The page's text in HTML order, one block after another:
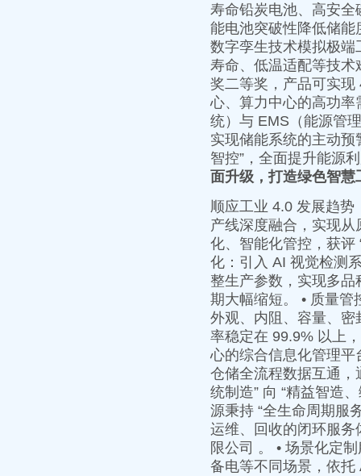
寿命铅炭电池、高安
能电池突破性降低储能
数字孪生技术模拟极
寿命、低温适配等技
奖二等奖，产品可实
心、算力中心的高功率
统）与 EMS（能源管
实现储能系统的主动预
智控”，全面提升能源
面升级，打造绿色智慧
顺应工业 4.0 发展趋
产线深度融合，实现
化、智能化管控，获评
化：引入 AI 视觉检测
整生产参数，实现多
期大幅缩短。 • 质量
外观、内阻、容量、
率稳定在 99.9% 以上
心的综合信息化管理
仓储全流程数据互通，
统制造” 向 “精益智造
源秉持 “全生命周期服
运维、回收的闭环服
限公司 。 • 场景化定
备电等不同场景，依